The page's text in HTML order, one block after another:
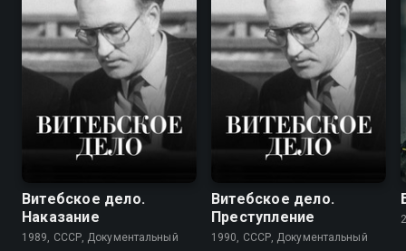
Витебское дело.
Наказание
1989, СССР, Документальный
Витебское дело.
Преступление
1990, СССР, Документальный